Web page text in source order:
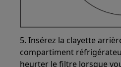
5. Insérez la clayette
compartiment
heurter le filtre lorsque